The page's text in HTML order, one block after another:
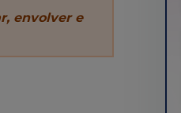
envolver e